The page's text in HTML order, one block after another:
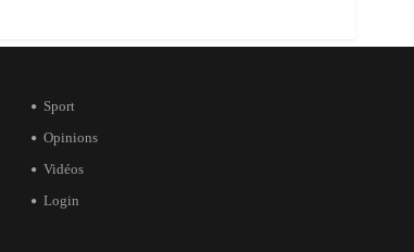
Sport
Opinions
Vidéos
Login